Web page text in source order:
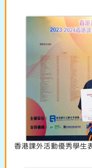
香港課外活動優秀學生